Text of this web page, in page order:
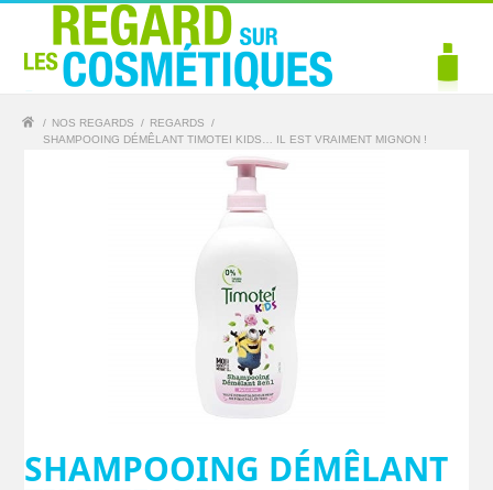
/ NOS REGARDS / REGARDS
/
SHAMPOOING DÉMÊLANT TIMOTEI KIDS… IL EST VRAIMENT MIGNON !
SHAMPOOING DÉMÊLANT